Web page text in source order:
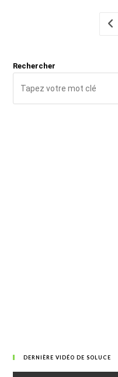
Rechercher
DERNIÈRE VIDÉO DE SOLUCE